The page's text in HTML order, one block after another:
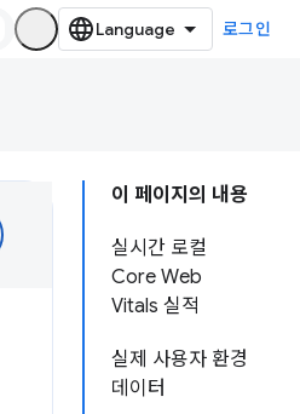
로그인
이 페이지의 내용
실시간 로컬
Core Web
Vitals 실적
실제 사용자 환경
데이터